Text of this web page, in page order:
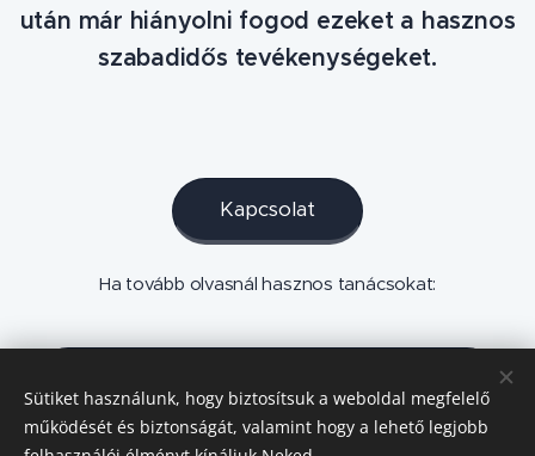
után már hiányolni fogod ezeket a hasznos
szabadidős tevékenységeket.
Kapcsolat
Ha tovább olvasnál hasznos tanácsokat:
Sütiket használunk, hogy biztosítsuk a weboldal megfelelő
működését és biztonságát, valamint hogy a lehető legjobb